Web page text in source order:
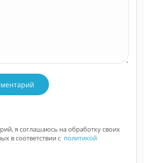
я соглашаюсь на обработку своих
в соответствии с политикой